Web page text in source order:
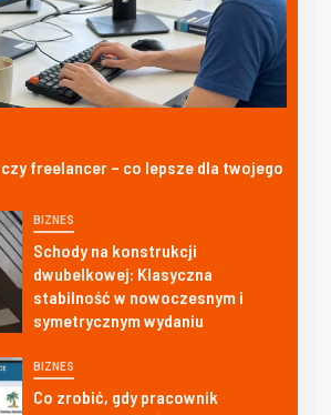
freelancer – co lepsze dla twojego
BIZNES
Schody na konstrukcji
dwubelkowej: Klasyczna
stabilność w nowoczesnym i
symetrycznym wydaniu
BIZNES
Co zrobić, gdy pracownik